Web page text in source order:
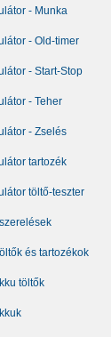
- Munka
- Old-timer
- Start-Stop
- Teher
- Zselés
tartozék
töltő-teszter
és tartozékok
töltők